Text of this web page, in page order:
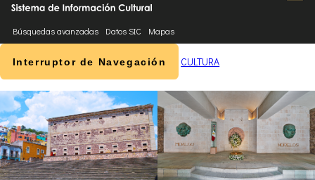
Búsquedas avanzadas Datos SIC Mapas
Interruptor de Navegación CULTURA